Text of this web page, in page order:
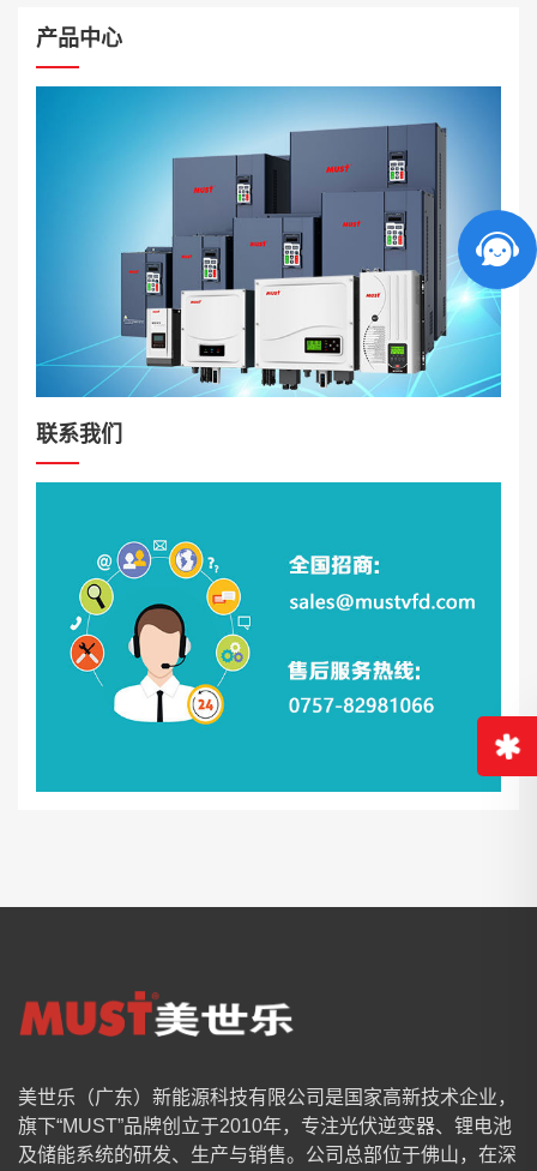
产品中心
联系我们
美世乐（广东）新能源科技有限公司是国家高新技术企业，
旗下“MUST”品牌创立于2010年，专注光伏逆变器、锂电池
及储能系统的研发、生产与销售。公司总部位于佛山，在深